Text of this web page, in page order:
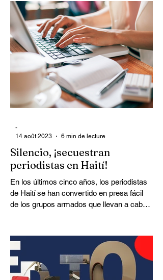
secretos internacionales no han dejado de
alimentar el debate público. Estados
Unidos ha sellado la información relativa a
los supuestos vínculos entre el FBI, la
DEA y los individuos implicados.
Silencio, ¡secuestran
periodistas en Haití!
En los últimos cinco años, los periodistas
de Haití se han convertido en presa fácil
de los grupos armados que llevan a cabo
particular. Al menos una treintena de
periodistas han sido asesinados, heridos o
secuestrados, víctimas de atentados o
intentos de secuestro, sembrando el miedo
-
14 août 2023
6 min de lecture